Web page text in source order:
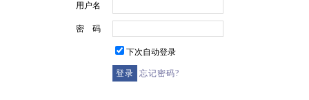
用户名
密 码
下次自动登录
忘记密码?